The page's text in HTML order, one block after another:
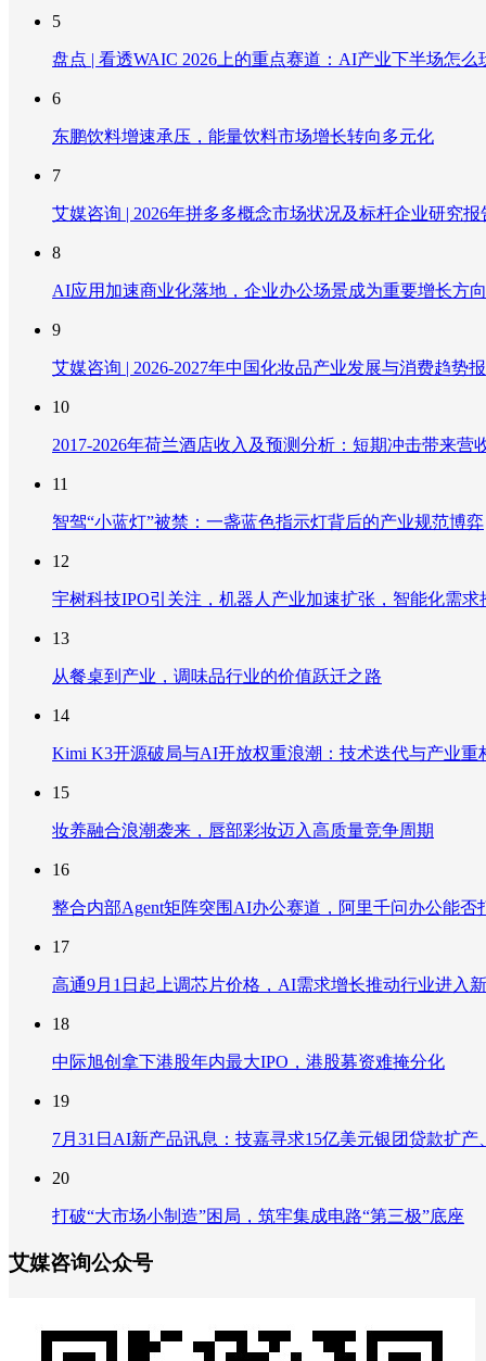
5
盘点 | 看透WAIC 2026上的重点赛道：AI产业下半场怎么
6
东鹏饮料增速承压，能量饮料市场增长转向多元化
7
艾媒咨询 | 2026年拼多多概念市场状况及标杆企业研究报
8
AI应用加速商业化落地，企业办公场景成为重要增长方向
9
艾媒咨询 | 2026-2027年中国化妆品产业发展与消费趋势
10
2017-2026年荷兰酒店收入及预测分析：短期冲击带来
11
智驾“小蓝灯”被禁：一盏蓝色指示灯背后的产业规范博弈
12
宇树科技IPO引关注，机器人产业加速扩张，智能化需求
13
从餐桌到产业，调味品行业的价值跃迁之路
14
Kimi K3开源破局与AI开放权重浪潮：技术迭代与产业重
15
妆养融合浪潮袭来，唇部彩妆迈入高质量竞争周期
16
整合内部Agent矩阵突围AI办公赛道，阿里千问办公能否
17
高通9月1日起上调芯片价格，AI需求增长推动行业进入
18
中际旭创拿下港股年内最大IPO，港股募资难掩分化
19
7月31日AI新产品讯息：技嘉寻求15亿美元银团贷款扩
20
打破“大市场小制造”困局，筑牢集成电路“第三极”底座
艾媒咨询公众号